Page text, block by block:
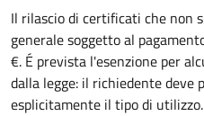
Il rilascio di certificati che non
generale soggetto al
€. É prevista l'esenzione per
dalla legge: il richiedente deve
esplicitamente il tipo di utilizzo.